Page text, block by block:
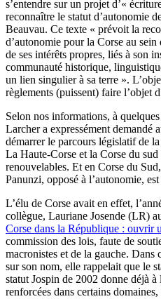
s’entendre sur un projet d’«
reconnaître le statut d’autonomie
Beauvau. Ce texte « prévoit la
d’autonomie pour la Corse au
de ses intérêts propres, liés à son
communauté historique,
un lien singulier à sa terre ».
règlements (puissent) faire l’objet
Selon nos informations, à
Larcher a expressément demandé
démarrer le parcours législatif de
La Haute-Corse et la Corse du
renouvelables. Et en Corse du
Panunzi, opposé à l’autonomie,
L’élu de Corse avait en effet,
collègue, Lauriane Josende (LR)
Corse dans la République : ouvrir
commission des lois, faute de
macronistes et de la gauche.
sur son nom, elle rappelait que le
statut Jospin de 2002 donne déjà à
renforcées dans certains